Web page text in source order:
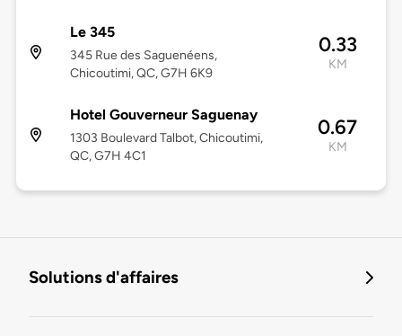
Le 345
345 Rue des Saguenéens,
Chicoutimi, QC, G7H 6K9
0.33
KM
Hotel Gouverneur Saguenay
1303 Boulevard Talbot, Chicoutimi,
QC, G7H 4C1
0.67
KM
Solutions d'affaires